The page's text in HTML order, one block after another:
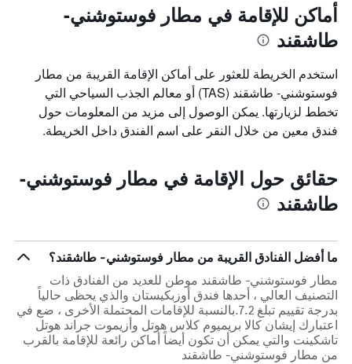
أماكن للإقامة في مطار فوستوشني-
طاشقند
استخدم الخريطة للعثور على أماكن الإقامة القريبة من مطار
فوستوشني- طاشقند (TAS) أو معالم الجذب السياحي التي
تخطط لزيارتها. يمكن الوصول إلى مزيد من المعلومات حول
فندق معين من خلال النقر على اسم الفندق داخل الخريطة.
حقائق حول الإقامة في مطار فوستوشني-
طاشقند
ما أفضل الفنادق القريبة من مطار فوستوشني- طاشقند؟
مطار فوستوشني- طاشقند موطن للعديد من الفنادق ذات
التصنيف العالي ، أحدها فندق أوزبكيستان والذي يحظى حالياً
بدرجة تقييم تبلغ 7.2.بالنسبة للإقامات المحتملة الأخرى ، ضع في
اعتبارك إيشان كالا بريميوم كلاس هوتل وأزيموت جراند هوتل
تاشكينت والتي يمكن أن تكون أيضاً أماكن رائعة للإقامة بالقرب
من مطار فوستوشني- طاشقند